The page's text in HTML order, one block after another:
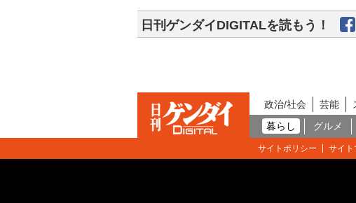
日刊ゲンダイDIGITALを読もう！
政治/社会 芸能
暮らし
グルメ
サイトポリシー サイト